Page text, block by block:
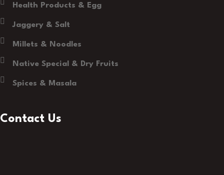
Health Products & Egg
Jaggery & Salt
Millets & Noodles
Native Special & Dry Fruits
Spices & Masala
Contact Us